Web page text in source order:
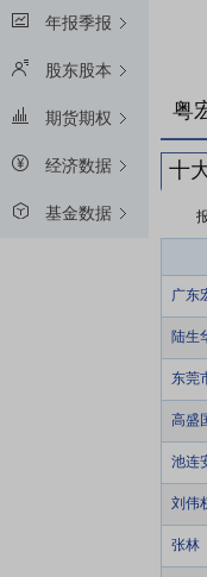
年报季报
股东股本
期货期权
经济数据
基金数据
粤
十
广东
陆生
东莞
高盛
池连
刘伟
张林